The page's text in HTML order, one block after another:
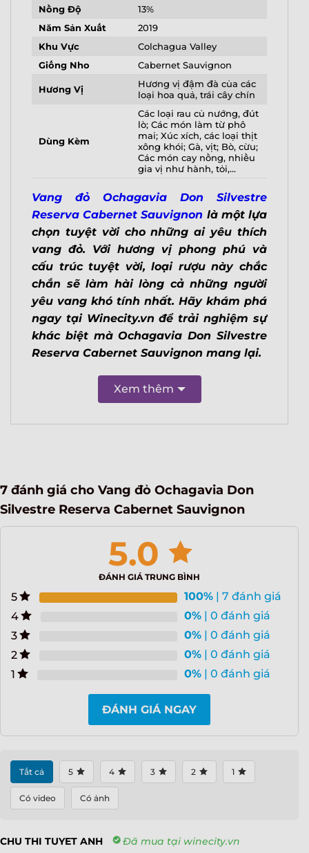
Nồng Độ
13%
Năm Sản Xuất
2019
Khu Vực
Colchagua Valley
Giống Nho
Cabernet Sauvignon
Hương Vị
Hương vị đậm đà của các
loại hoa quả, trái cây chín
Dùng Kèm
Các loại rau củ nướng, đút
lò; Các món làm từ phô
mai; Xúc xích, các loại thịt
xông khói; Gà, vịt; Bò, cừu;
Các món cay nồng, nhiều
gia vị như hành, tỏi,…
Vang đỏ Ochagavia Don Silvestre
Reserva Cabernet Sauvignon là một lựa
chọn tuyệt vời cho những ai yêu thích
vang đỏ. Với hương vị phong phú và
cấu trúc tuyệt vời, loại rượu này chắc
chắn sẽ làm hài lòng cả những người
yêu vang khó tính nhất. Hãy khám phá
ngay tại Winecity.vn để trải nghiệm sự
khác biệt mà Ochagavia Don Silvestre
Reserva Cabernet Sauvignon mang lại.
Xem thêm
7 đánh giá cho Vang đỏ Ochagavia Don
Silvestre Reserva Cabernet Sauvignon
5.0
ĐÁNH GIÁ TRUNG BÌNH
5 100% | 7 đánh giá
4
0% | 0 đánh giá
3
0% | 0 đánh giá
2
0% | 0 đánh giá
1
0% | 0 đánh giá
ĐÁNH GIÁ NGAY
Tất cả 5 4 3 2 1
Có video Có ảnh
CHU THI TUYET ANH
Đã mua tại winecity.vn